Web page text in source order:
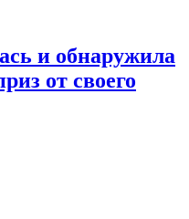
и обнаружила
от своего